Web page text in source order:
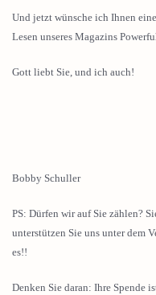
Und jetzt wünsche ich Ihnen
Lesen unseres Magazins
Gott liebt Sie, und ich auch!
Bobby Schuller
PS: Dürfen wir auf Sie zählen?
unterstützen Sie uns unter dem
es!!
Denken Sie daran: Ihre Spende